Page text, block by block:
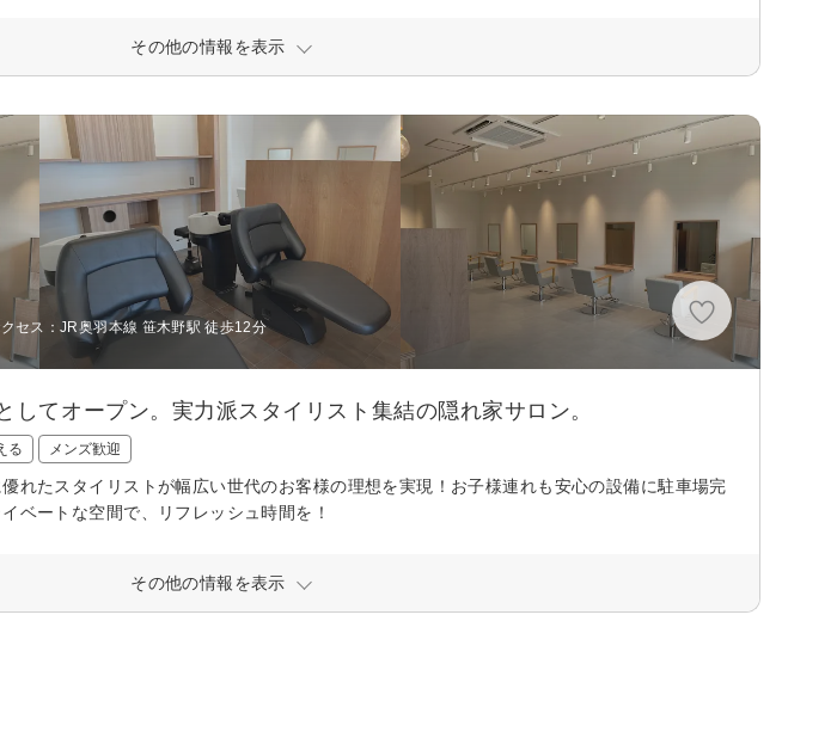
その他の情報を表示
セス：JR奥羽本線 笹木野駅 徒歩12分
てオープン。実力派スタイリスト集結の隠れ家サロン。
る メンズ歓迎
れたスタイリストが幅広い世代のお客様の理想を実現！お子様連れも安心の設備に駐車場完
ベートな空間で、リフレッシュ時間を！
その他の情報を表示